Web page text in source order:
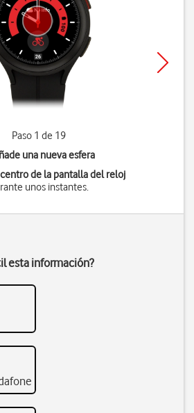
Paso 1 de 19
una nueva esfera
de la pantalla del reloj
unos instantes.
esta información?